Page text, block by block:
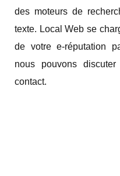
des moteurs de
texte. Local Web se
de votre e-réputation
nous pouvons
contact.